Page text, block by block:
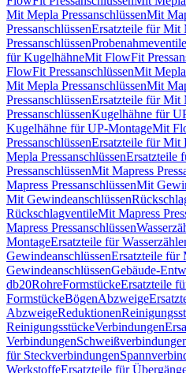
Mit Mepla PressanschlüssenMit
PressanschlüssenErsatzteile für Mit
PressanschlüssenProbenahmeventile
für KugelhähneMit FlowFit
FlowFit PressanschlüssenMit Mepla
Mit Mepla PressanschlüssenMit
PressanschlüssenErsatzteile für Mit
PressanschlüssenKugelhähne für
Kugelhähne für UP-MontageMit
PressanschlüssenErsatzteile für Mit
Mepla PressanschlüssenErsatzteile
PressanschlüssenMit Mapress
Mapress PressanschlüssenMit
Mit Gewindeanschlüssen
RückschlagventileMit Mapress
Mapress Pressanschlüssen
MontageErsatzteile für
GewindeanschlüssenErsatzteile für
GewindeanschlüssenGebäude-
db20RohreFormstückeErsatzteile
FormstückeBögenAbzweige
AbzweigeReduktionen
ReinigungsstückeVerbindungen
Verbindungen
für Steckverbindungen
WerkstoffeErsatzteile für